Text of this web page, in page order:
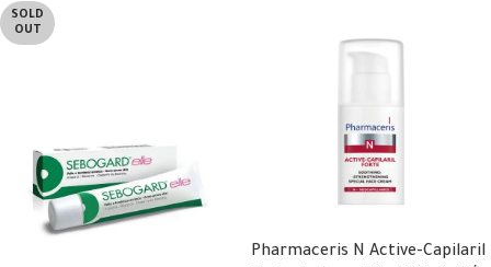
SOLD
OUT
Pharmaceris N Active-Capilaril